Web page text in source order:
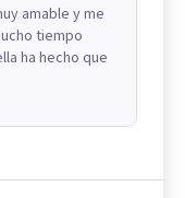
amable y me
tiempo
ha hecho que